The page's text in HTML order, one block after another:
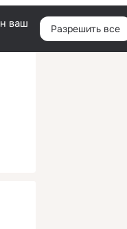
Войти
ваш
Разрешить все